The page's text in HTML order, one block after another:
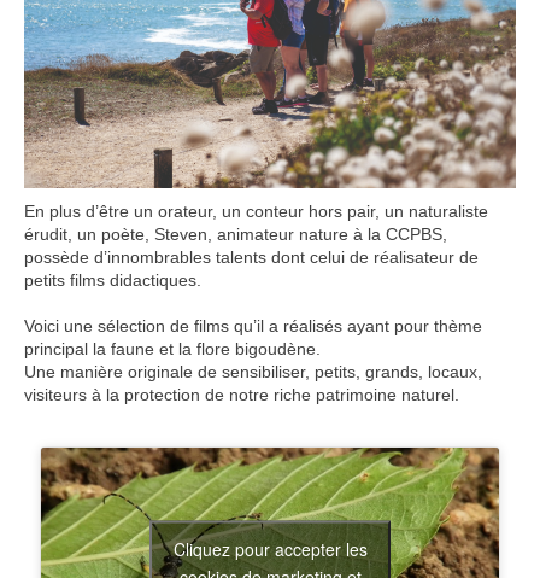
En plus d’être un orateur, un conteur hors pair, un naturaliste
érudit, un poète, Steven, animateur nature à la CCPBS,
possède d’innombrables talents dont celui de réalisateur de
petits films didactiques.
Voici une sélection de films qu’il a réalisés ayant pour thème
principal la faune et la flore bigoudène.
Une manière originale de sensibiliser, petits, grands, locaux,
visiteurs à la protection de notre riche patrimoine naturel.
Cliquez pour accepter les